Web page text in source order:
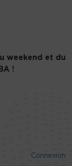
weekend et du
!
Connexion